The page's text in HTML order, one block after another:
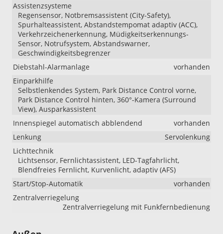
Assistenzsysteme
Regensensor, Notbremsassistent (City-Safety),
Spurhalteassistent, Abstandstempomat adaptiv (ACC),
Verkehrzeichenerkennung, Müdigkeitserkennungs-
Sensor, Notrufsystem, Abstandswarner,
Geschwindigkeitsbegrenzer
Diebstahl-Alarmanlage
vorhanden
Einparkhilfe
Selbstlenkendes System, Park Distance Control vorne,
Park Distance Control hinten, 360°-Kamera (Surround
View), Ausparkassistent
Innenspiegel automatisch abblendend
vorhanden
Lenkung
Servolenkung
Lichttechnik
Lichtsensor, Fernlichtassistent, LED-Tagfahrlicht,
Blendfreies Fernlicht, Kurvenlicht, adaptiv (AFS)
Start/Stop-Automatik
vorhanden
Zentralverriegelung
Zentralverriegelung mit Funkfernbedienung